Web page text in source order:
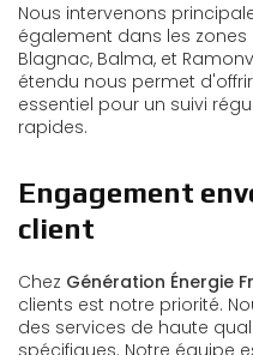
Nous intervenons
également dans les
Blagnac, Balma, et
étendu nous permet
essentiel pour un suivi
rapides.
Engagement
client
Chez Génération Énergie
clients est notre priorité.
des services de haute